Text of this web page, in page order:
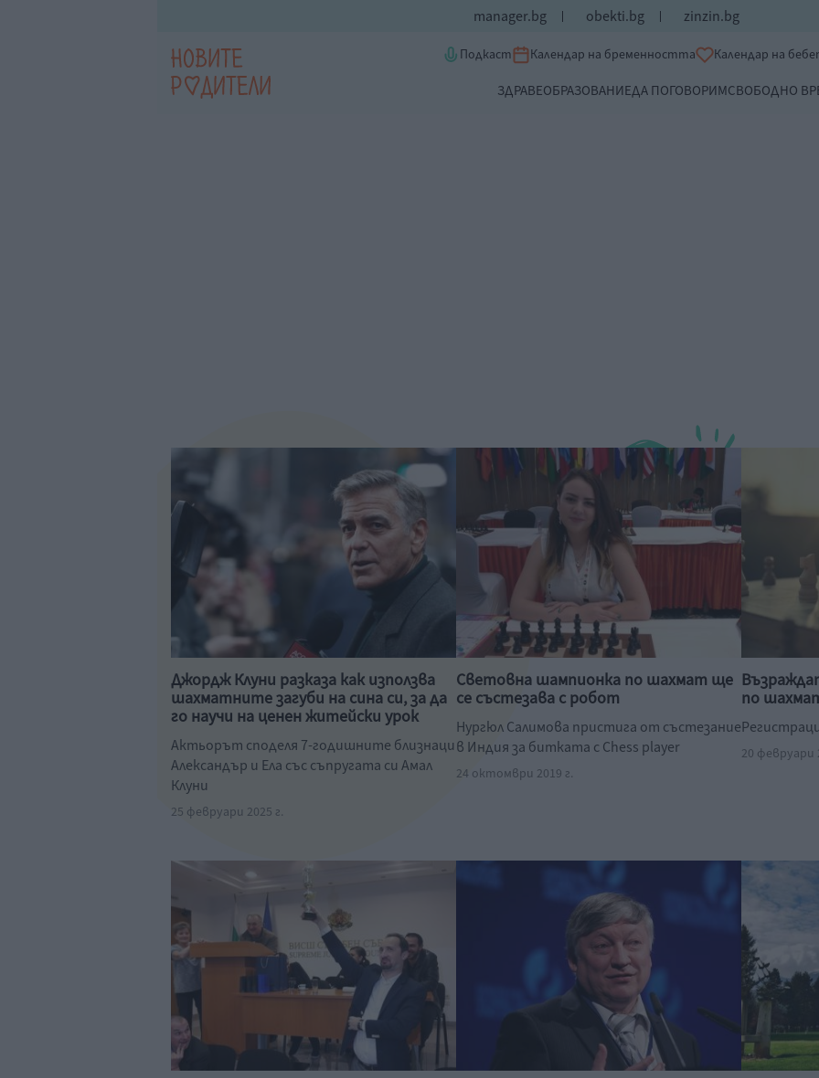
manager.bg obekti.bg zinzin.bg
Подкаст Календар на бременността Календар на
ЗДРАВЕОБРАЗОВАНИЕДА ПОГОВОРИМСВОБОДНО
Джордж Клуни разказа как използва
шахматните загуби на сина си, за да
го научи на ценен житейски урок
Актьорът споделя 7-годишните близнаци
Александър и Ела със съпругата си Амал
Клуни
25 февруари 2025 г.
Световна шампионка по шахмат ще
се състезава с робот
Нургюл Салимова пристига от състезание
в Индия за битката с Chess player
24 октомври 2019 г.
по
20 февруари